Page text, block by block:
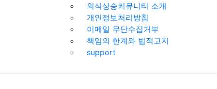
비스를 이용할 수 있도록 이용자의 개인정보(신용정
보 포함)보호를 위한 보안 시스템을 갖추어야 합니
■ 회원의 ID 및 비밀번호에 대한 의무
의식상승커뮤니티 소개
개인정보처리방침
이메일 무단수집거부
책임의 한계와 법적고지
support